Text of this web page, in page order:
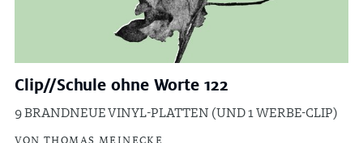
Clip//Schule ohne Worte 122
9 BRANDNEUE VINYL-PLATTEN (UND 1 WERBE-CLIP)